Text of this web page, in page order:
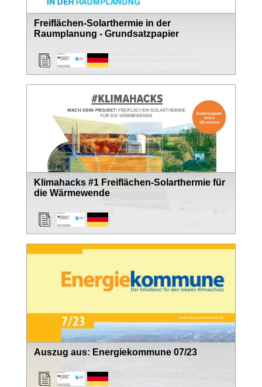
Freiflächen-Solarthermie in der
Raumplanung - Grundsatzpapier
Klimahacks #1 Freiflächen-Solarthermie für
die Wärmewende
Auszug aus: Energiekommune 07/23